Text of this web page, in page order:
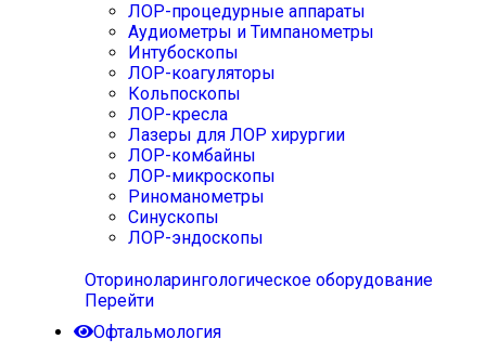
ЛОР-процедурные аппараты
Аудиометры и Тимпанометры
Интубоскопы
ЛОР-коагуляторы
Кольпоскопы
ЛОР-кресла
Лазеры для ЛОР хирургии
ЛОР-комбайны
ЛОР-микроскопы
Риноманометры
Синускопы
ЛОР-эндоскопы
Оториноларингологическое оборудование
Перейти
Офтальмология